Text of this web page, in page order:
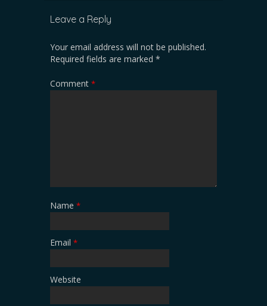
Leave a Reply
Your email address will not be published.
Required fields are marked *
Comment *
Name *
Email *
Website